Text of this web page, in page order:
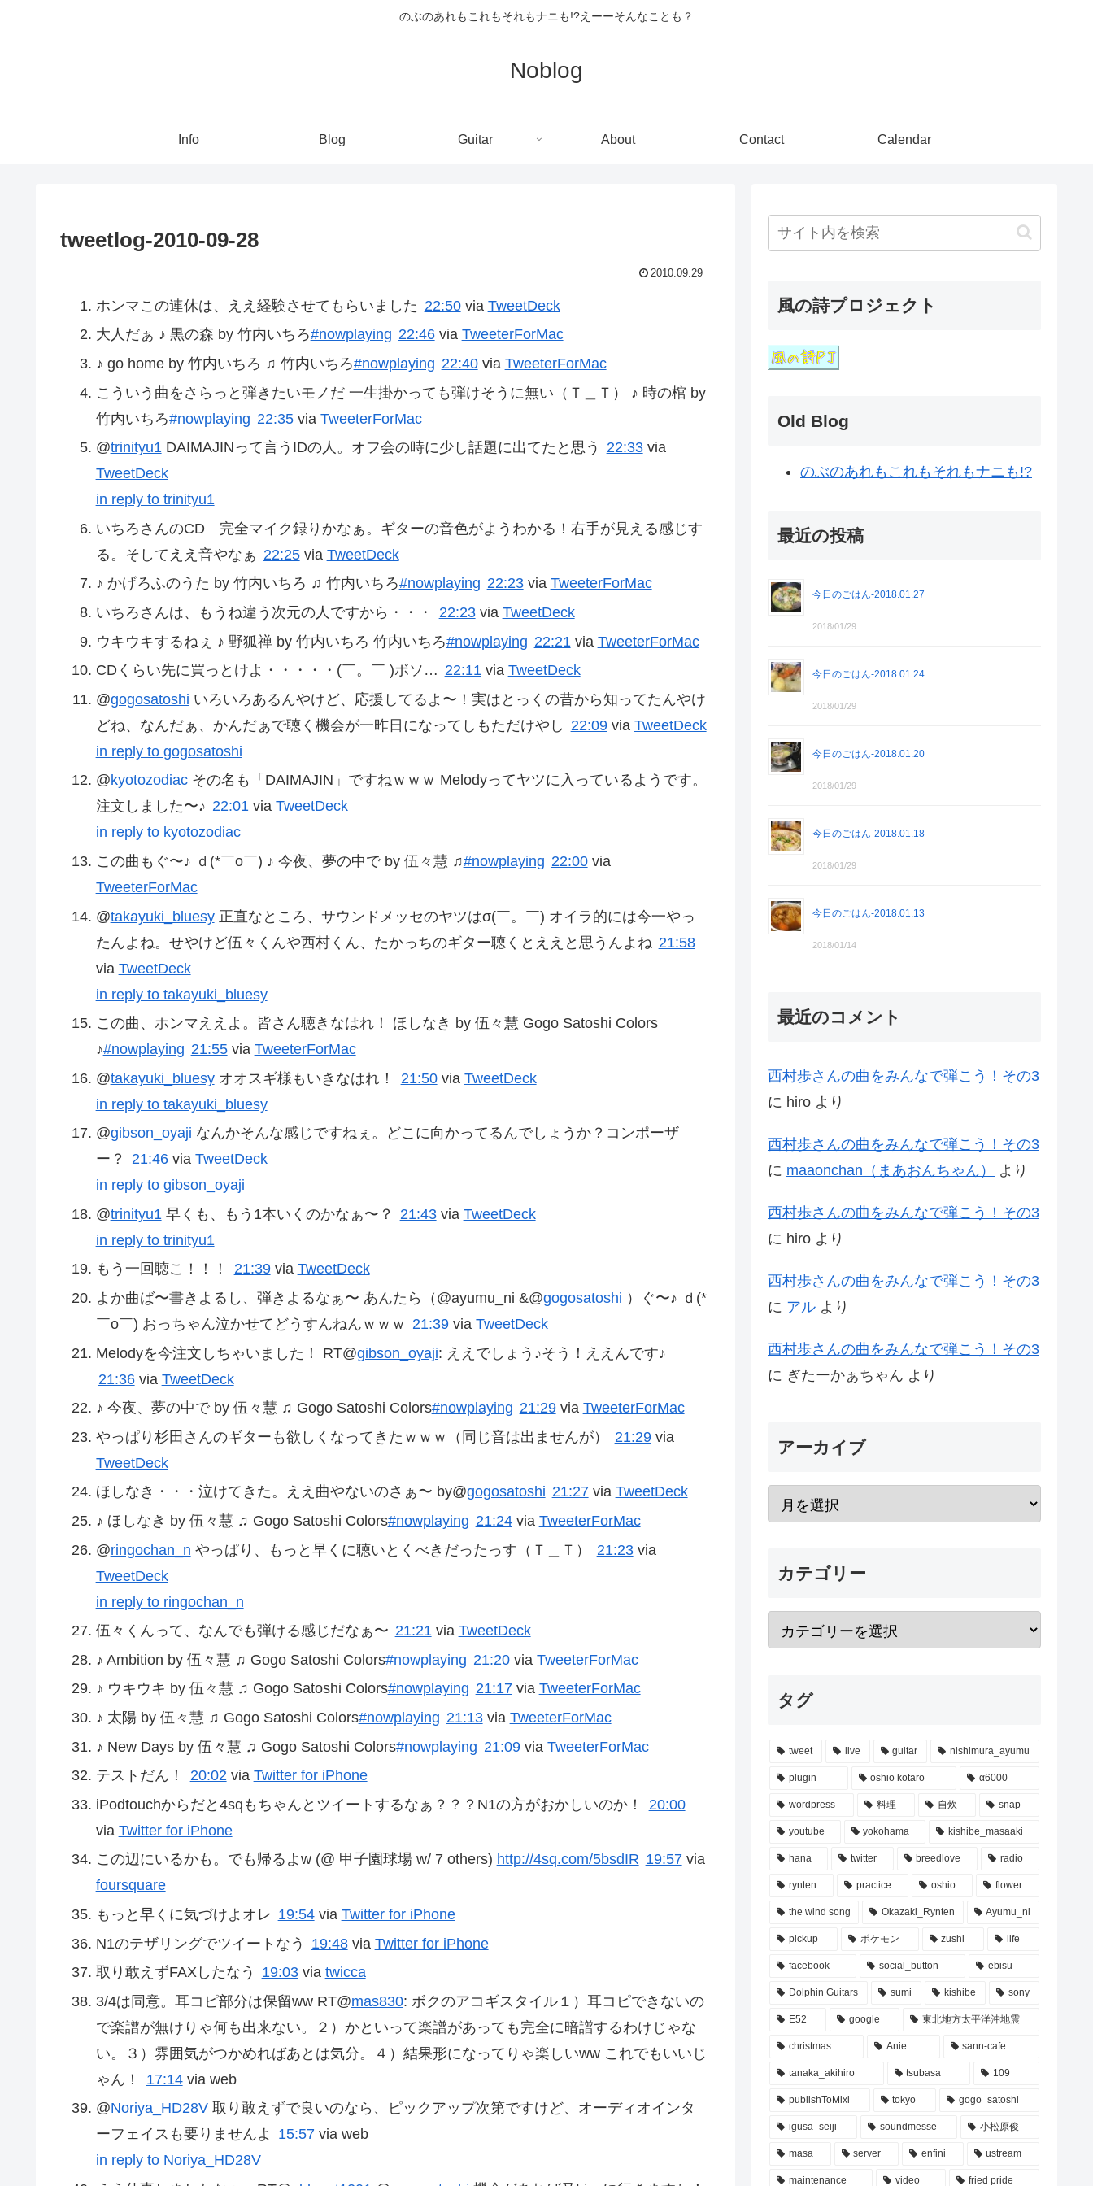
のぶのあれもこれもそれもナニも!?えーーそんなことも？
Noblog
Info Blog Guitar About Contact Calendar
tweetlog-2010-09-28
2010.09.29
ホンマこの連休は、ええ経験させてもらいました 22:50 via TweetDeck
大人だぁ ♪ 黒の森 by 竹内いちろ#nowplaying 22:46 via TweeterForMac
♪ go home by 竹内いちろ ♫ 竹内いちろ#nowplaying 22:40 via TweeterForMac
こういう曲をさらっと弾きたいモノだ 一生掛かっても弾けそうに無い（Ｔ＿Ｔ） ♪ 時の棺 by
竹内いちろ#nowplaying 22:35 via TweeterForMac
@trinityu1DAIMAJINって言うIDの人。オフ会の時に少し話題に出てたと思う 22:33 via
TweetDeck
in reply to trinityu1
いちろさんのCD 完全マイク録りかなぁ。ギターの音色がようわかる！右手が見える感じす
る。そしてええ音やなぁ 22:25 via TweetDeck
♪ かげろふのうた by 竹内いちろ ♫ 竹内いちろ#nowplaying 22:23 via TweeterForMac
いちろさんは、もうね違う次元の人ですから・・・
22:23 via TweetDeck
ウキウキするねぇ ♪ 野狐禅 by 竹内いちろ 竹内いちろ#nowplaying 22:21 via TweeterForMac
CDくらい先に買っとけよ・・・・・(￣。￣ )ボソ… 22:11 via TweetDeck
@gogosatoshi いろいろあるんやけど、応援してるよ〜！実はとっくの昔から知ってたんやけ
どね、なんだぁ、かんだぁで聴く機会が一昨日になってしもただけやし 22:09 via TweetDeck
in reply to gogosatoshi
@kyotozodiacその名も「DAIMAJIN」ですねｗｗｗ Melodyってヤツに入っているようです。
注文しました〜♪ 22:01 via TweetDeck
in reply to kyotozodiac
この曲もぐ〜♪ ｄ(*￣o￣) ♪ 今夜、夢の中で by 伍々慧 ♫#nowplaying 22:00 via
TweeterForMac
@takayuki_bluesy正直なところ、サウンドメッセのヤツはσ(￣。￣) オイラ的には今一やっ
たんよね。せやけど伍々くんや西村くん、たかっちのギター聴くとええと思うんよね 21:58
via TweetDeck
in reply to takayuki_bluesy
この曲、ホンマええよ。皆さん聴きなはれ！ ほしなき by 伍々慧 Gogo Satoshi Colors
♪#nowplaying 21:55 via TweeterForMac
@takayuki_bluesyオオスギ様もいきなはれ！ 21:50 via TweetDeck
in reply to takayuki_bluesy
@gibson_oyaji なんかそんな感じですねぇ。どこに向かってるんでしょうか？コンポーザ
ー？
21:46 via TweetDeck
in reply to gibson_oyaji
@trinityu1 早くも、もう1本いくのかなぁ〜？ 21:43 via TweetDeck
in reply to trinityu1
もう一回聴こ！！！
21:39 via TweetDeck
よか曲ば〜書きよるし、弾きよるなぁ〜 あんたら（@ayumu_ni &@gogosatoshi ）ぐ〜♪ ｄ(*
￣o￣) おっちゃん泣かせてどうすんねんｗｗｗ 21:39 via TweetDeck
Melodyを今注文しちゃいました！ RT@gibson_oyaji: ええでしょう♪そう！ええんです♪
21:36 via TweetDeck
♪ 今夜、夢の中で by 伍々慧 ♫ Gogo Satoshi Colors#nowplaying 21:29 via TweeterForMac
やっぱり杉田さんのギターも欲しくなってきたｗｗｗ（同じ音は出ませんが）
21:29 via
TweetDeck
ほしなき・・・泣けてきた。ええ曲やないのさぁ〜 by@gogosatoshi 21:27 via TweetDeck
♪ ほしなき by 伍々慧 ♫ Gogo Satoshi Colors#nowplaying 21:24 via TweeterForMac
@ringochan_n やっぱり、もっと早くに聴いとくべきだったっす（Ｔ＿Ｔ） 21:23 via
TweetDeck
in reply to ringochan_n
伍々くんって、なんでも弾ける感じだなぁ〜 21:21 via TweetDeck
♪ Ambition by 伍々慧 ♫ Gogo Satoshi Colors#nowplaying 21:20 via TweeterForMac
♪ ウキウキ by 伍々慧 ♫ Gogo Satoshi Colors#nowplaying 21:17 via TweeterForMac
♪ 太陽 by 伍々慧 ♫ Gogo Satoshi Colors#nowplaying 21:13 via TweeterForMac
♪ New Days by 伍々慧 ♫ Gogo Satoshi Colors#nowplaying 21:09 via TweeterForMac
テストだん！
20:02 via Twitter for iPhone
iPodtouchからだと4sqもちゃんとツイートするなぁ？？？N1の方がおかしいのか！
20:00
via Twitter for iPhone
この辺にいるかも。でも帰るよw (@ 甲子園球場 w/ 7 others) http://4sq.com/5bsdIR 19:57 via
foursquare
もっと早くに気づけよオレ 19:54 via Twitter for iPhone
N1のテザリングでツイートなう
19:48 via Twitter for iPhone
取り敢えずFAXしたなう
19:03 via twicca
3/4は同意。耳コピ部分は保留ww RT@mas830: ボクのアコギスタイル１）耳コピできないの
で楽譜が無けりゃ何も出来ない。２）かといって楽譜があっても完全に暗譜するわけじゃな
い。３）雰囲気がつかめればあとは気分。４）結果形になってりゃ楽しいww これでもいいじ
ゃん！
17:14 via web
@Noriya_HD28V取り敢えずで良いのなら、ピックアップ次第ですけど、オーディオインタ
ーフェイスも要りませんよ
15:57 via web
in reply to Noriya_HD28V
風の詩プロジェクト
Old Blog
のぶのあれもこれもそれもナニも!?
最近の投稿
今日のごはん-2018.01.27
2018/01/29
今日のごはん-2018.01.24
2018/01/29
今日のごはん-2018.01.20
2018/01/29
今日のごはん-2018.01.18
2018/01/29
今日のごはん-2018.01.13
2018/01/14
最近のコメント
西村歩さんの曲をみんなで弾こう！その3
に hiro より
西村歩さんの曲をみんなで弾こう！その3
に maaonchan（まあおんちゃん） より
西村歩さんの曲をみんなで弾こう！その3
に hiro より
西村歩さんの曲をみんなで弾こう！その3
に アル より
西村歩さんの曲をみんなで弾こう！その3
に ぎたーかぁちゃん より
アーカイブ
カテゴリー
タグ
tweet live guitar nishimura_ayumu
plugin oshio kotaro α6000
wordpress 料理 自炊 snap
youtube yokohama kishibe_masaaki
hana twitter breedlove radio
rynten practice oshio flower
the wind song Okazaki_Rynten Ayumu_ni
pickup ポケモン zushi life
facebook social_button ebisu
Dolphin Guitars sumi kishibe sony
E52 google 東北地方太平洋沖地震
christmas Anie sann-cafe
tanaka_akihiro tsubasa 109
publishToMixi tokyo gogo_satoshi
igusa_seiji soundmesse 小松原俊
masa server enfini ustream
maintenance video fried pride